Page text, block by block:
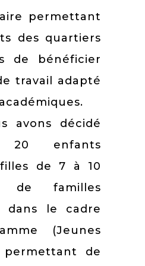
permettant
des quartiers
de bénéficier
travail adapté
avons décidé
20 enfants
de 7 à 10
de familles
dans le cadre
(Jeunes
permettant de